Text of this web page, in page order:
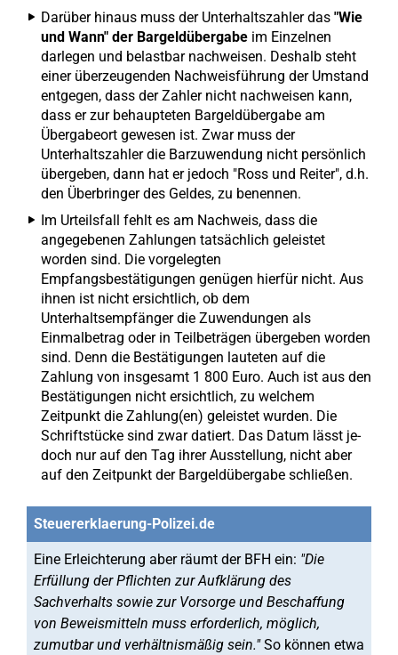
Darüber hinaus muss der Unterhaltszahler das "Wie
und Wann" der Bargeldübergabe im Einzelnen
darlegen und belastbar nachweisen. Deshalb steht
einer überzeugenden Nachweisführung der Umstand
entgegen, dass der Zahler nicht nachweisen kann,
dass er zur behaupteten Bargeldübergabe am
Übergabeort gewesen ist. Zwar muss der
Unterhaltszahler die Barzuwendung nicht persönlich
übergeben, dann hat er jedoch "Ross und Reiter", d.h.
den Überbringer des Geldes, zu benennen.
Im Urteilsfall fehlt es am Nachweis, dass die
angegebenen Zahlungen tatsächlich geleistet
worden sind. Die vorgelegten
Empfangsbestätigungen genügen hierfür nicht. Aus
ihnen ist nicht ersichtlich, ob dem
Unterhaltsempfänger die Zuwendungen als
Einmalbetrag oder in Teilbeträgen übergeben worden
sind. Denn die Bestätigungen lauteten auf die
Zahlung von insgesamt 1 800 Euro. Auch ist aus den
Bestätigungen nicht ersichtlich, zu welchem
Zeitpunkt die Zahlung(en) geleistet wurden. Die
Schriftstücke sind zwar datiert. Das Datum lässt je-
doch nur auf den Tag ihrer Ausstellung, nicht aber
auf den Zeitpunkt der Bargeldübergabe schließen.
Steuererklaerung-Polizei.de
Eine Erleichterung aber räumt der BFH ein: "Die
Erfüllung der Pflichten zur Aufklärung des
Sachverhalts sowie zur Vorsorge und Beschaffung
von Beweismitteln muss erforderlich, möglich,
zumutbar und verhältnismäßig sein."So können etwa